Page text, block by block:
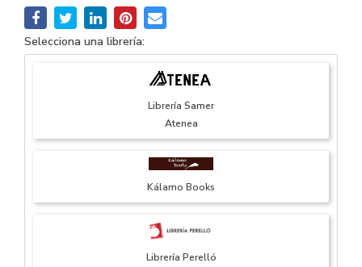
Selecciona una librería:
Librería Samer
Atenea
Kálamo Books
Librería Perelló